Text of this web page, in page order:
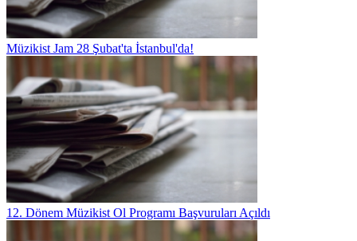
Müzikist Jam 28 Şubat'ta İstanbul'da!
12. Dönem Müzikist Ol Programı Başvuruları Açıldı